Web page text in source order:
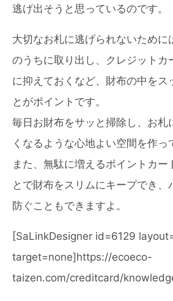
逃げ出そうと思っているのです。
大切なお札に逃げられないために
のうちに取り出し、クレジットカ
に抑えておくなど、財布の中をス
とがポイントです。
毎日お財布をサッと掃除し、お札
くなるような心地よい空間を作っ
また、無駄に増えるポイントカー
とで財布をスリムにキープでき、
防ぐこともできますよ。
[SaLinkDesigner id=6129
target=none]https://ecoeco-
taizen.com/creditcard/